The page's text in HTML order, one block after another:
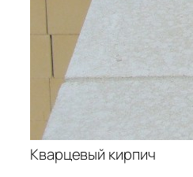
Кварцевый кирпич